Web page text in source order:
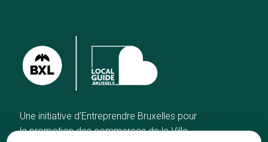
Une initiative d’Entreprendre Bruxelles pour
la promotion des commerces de la Ville